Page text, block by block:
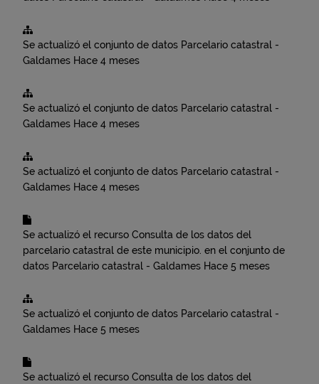
Se actualizó el conjunto de datos Parcelario catastral -
Galdames Hace 4 meses
Se actualizó el conjunto de datos Parcelario catastral -
Galdames Hace 4 meses
Se actualizó el conjunto de datos Parcelario catastral -
Galdames Hace 4 meses
Se actualizó el recurso Consulta de los datos del
parcelario catastral de este municipio. en el conjunto de
datos Parcelario catastral - Galdames Hace 5 meses
Se actualizó el conjunto de datos Parcelario catastral -
Galdames Hace 5 meses
Se actualizó el recurso Consulta de los datos del